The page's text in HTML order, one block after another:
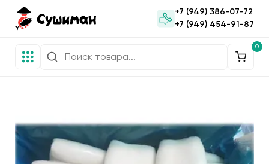
+7 (949) 386-07-72
+7 (949) 454-91-87
0